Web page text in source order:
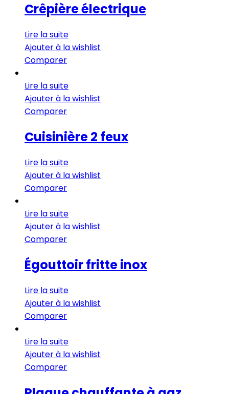
Crêpière électrique
Lire la suite
Ajouter à la wishlist
Comparer
Lire la suite
Ajouter à la wishlist
Comparer
Cuisinière 2 feux
Lire la suite
Ajouter à la wishlist
Comparer
Lire la suite
Ajouter à la wishlist
Comparer
Égouttoir fritte inox
Lire la suite
Ajouter à la wishlist
Comparer
Lire la suite
Ajouter à la wishlist
Comparer